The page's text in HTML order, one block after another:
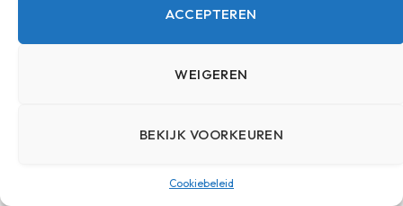
ACCEPTEREN
WEIGEREN
BEKIJK VOORKEUREN
Cookiebeleid
ADD A COMMENT